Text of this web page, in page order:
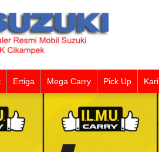
Ertiga Mega Carry Pick Up